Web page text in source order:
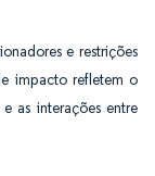
e restrições
impacto refletem o
as interações entre